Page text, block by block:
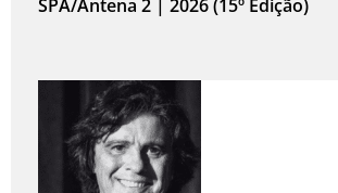
SPA/Antena 2 | 2026 (15º Edição)